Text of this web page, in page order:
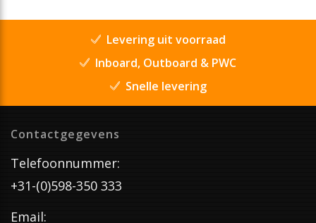
Levering uit voorraad
Inboard, Outboard & PWC
Snelle levering
Contactgegevens
Telefoonnummer:
+31-(0)598-350 333
Email: